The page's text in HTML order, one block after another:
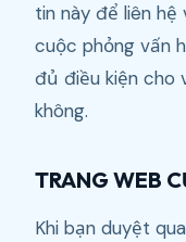
tin này để liên
cuộc phỏng vấn
đủ điều kiện cho
không.
TRANG WEB
Khi bạn duyệt